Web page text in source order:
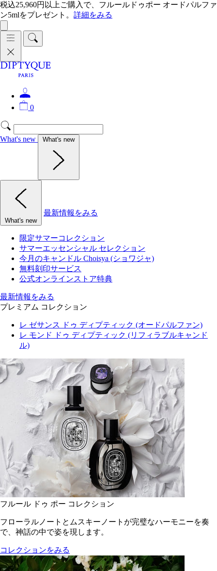
税込25,960円以上ご購入で、フルールドゥポー オードパルファ
ン5mlをプレゼント。 詳細をみる
0
What's new What's new
What's new
最新情報をみる
限定サマーコレクション
サマーエッセンシャル セレクション
今月のキャンドル Choisya (ショワジャ)
無料刻印サービス
公式オンラインストア特典
最新情報をみる
プレミアム コレクション
レ ゼサンス ドゥ ディプティック (オードパルファン)
レ モンド ドゥ ディプティック (リフィラブルキャンド
ル)
フルール ドゥ ポー コレクション
フローラルノートとムスキーノートが完璧なハーモニーを奏
で、神話の中で姿を現します。
コレクションをみる